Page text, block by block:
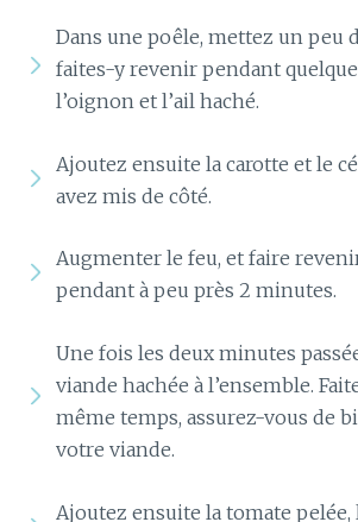
Dans une poêle, mettez un peu
faites-y revenir pendant
l’oignon et l’ail haché.
Ajoutez ensuite la carotte et le
avez mis de côté.
Augmenter le feu, et faire
pendant à peu près 2 minutes.
Une fois les deux minutes
viande hachée à l’ensemble.
même temps, assurez-vous de
votre viande.
Ajoutez ensuite la tomate pelée,